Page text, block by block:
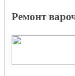
Ремонт